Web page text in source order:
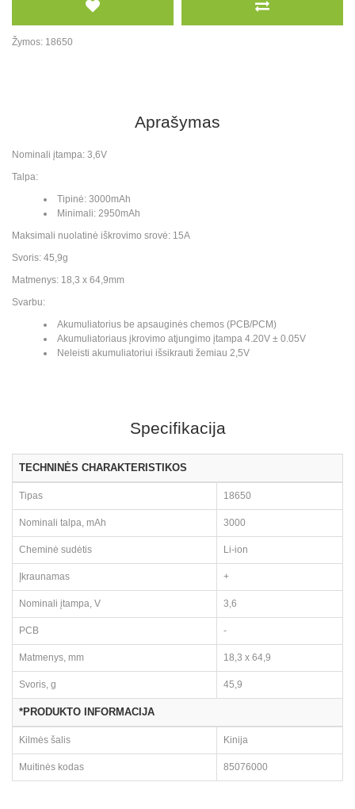
Žymos: 18650
Aprašymas
Nominali įtampa: 3,6V
Talpa:
Tipinė: 3000mAh
Minimali: 2950mAh
Maksimali nuolatinė iškrovimo srovė: 15A
Svoris: 45,9g
Matmenys: 18,3 x 64,9mm
Svarbu:
Akumuliatorius be apsauginės chemos (PCB/PCM)
Akumuliatoriaus įkrovimo atjungimo įtampa 4.20V ± 0.05V
Neleisti akumuliatoriui išsikrauti žemiau 2,5V
Specifikacija
TECHNINĖS CHARAKTERISTIKOS
Tipas 18650
Nominali talpa, mAh 3000
Cheminė sudėtis Li-ion
Įkraunamas +
Nominali įtampa, V 3,6
PCB -
Matmenys, mm 18,3 x 64,9
Svoris, g 45,9
*PRODUKTO INFORMACIJA
Kilmės šalis Kinija
Muitinės kodas 85076000